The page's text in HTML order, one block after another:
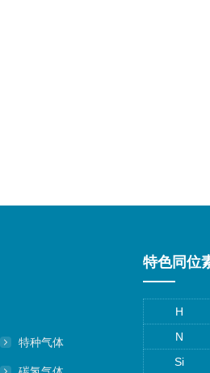
特种气体
特色同位
H
N
Si